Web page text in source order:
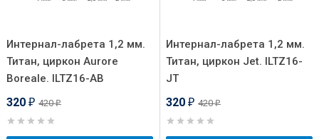
Интернал-лабрета 1,2 мм.
Титан, циркон Aurore
Boreale. ILTZ16-AB
320 ₽ 420₽
Интернал-лабрета 1,2 мм.
Титан, циркон Jet. ILTZ16-
JT
320 ₽ 420₽